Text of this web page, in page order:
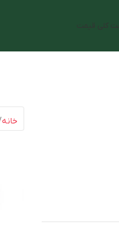
کلی قیمت
خانه